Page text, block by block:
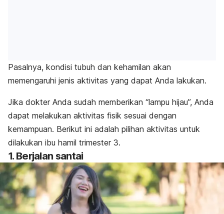
Pasalnya, kondisi tubuh dan kehamilan akan
memengaruhi jenis aktivitas yang dapat Anda lakukan.
Jika dokter Anda sudah memberikan “lampu hijau”, Anda
dapat melakukan aktivitas fisik sesuai dengan
kemampuan. Berikut ini adalah pilihan aktivitas untuk
dilakukan ibu hamil trimester 3.
1. Berjalan santai